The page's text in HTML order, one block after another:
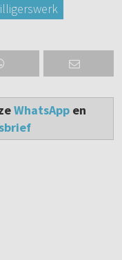
WhatsAppen